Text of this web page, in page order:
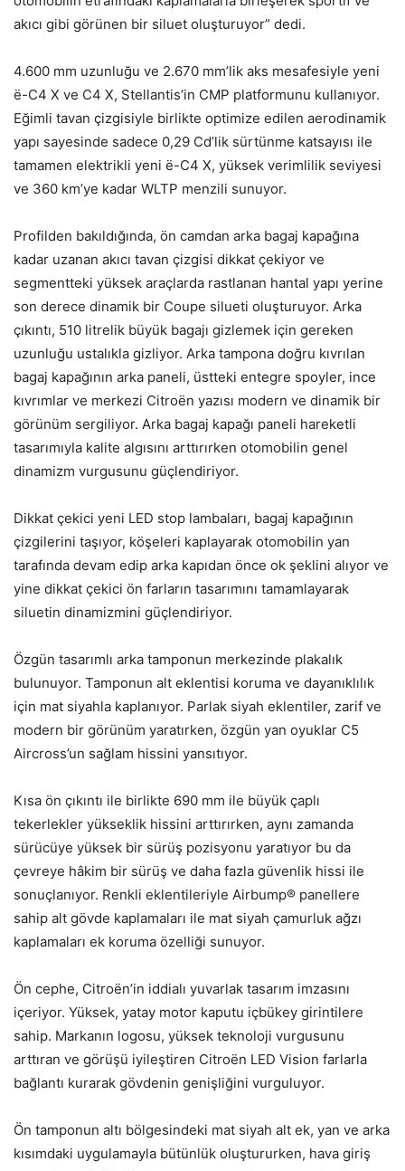
akıcı gibi görünen bir siluet oluşturuyor” dedi.
4.600 mm uzunluğu ve 2.670 mm’lik aks mesafesiyle yeni
ë-C4 X ve C4 X, Stellantis’in CMP platformunu kullanıyor.
Eğimli tavan çizgisiyle birlikte optimize edilen aerodinamik
yapı sayesinde sadece 0,29 Cd’lik sürtünme katsayısı ile
tamamen elektrikli yeni ë-C4 X, yüksek verimlilik seviyesi
ve 360 km’ye kadar WLTP menzili sunuyor.
Profilden bakıldığında, ön camdan arka bagaj kapağına
kadar uzanan akıcı tavan çizgisi dikkat çekiyor ve
segmentteki yüksek araçlarda rastlanan hantal yapı yerine
son derece dinamik bir Coupe silueti oluşturuyor. Arka
çıkıntı, 510 litrelik büyük bagajı gizlemek için gereken
uzunluğu ustalıkla gizliyor. Arka tampona doğru kıvrılan
bagaj kapağının arka paneli, üstteki entegre spoyler, ince
kıvrımlar ve merkezi Citroën yazısı modern ve dinamik bir
görünüm sergiliyor. Arka bagaj kapağı paneli hareketli
tasarımıyla kalite algısını arttırırken otomobilin genel
dinamizm vurgusunu güçlendiriyor.
Dikkat çekici yeni LED stop lambaları, bagaj kapağının
çizgilerini taşıyor, köşeleri kaplayarak otomobilin yan
tarafında devam edip arka kapıdan önce ok şeklini alıyor ve
yine dikkat çekici ön farların tasarımını tamamlayarak
siluetin dinamizmini güçlendiriyor.
Özgün tasarımlı arka tamponun merkezinde plakalık
bulunuyor. Tamponun alt eklentisi koruma ve dayanıklılık
için mat siyahla kaplanıyor. Parlak siyah eklentiler, zarif ve
modern bir görünüm yaratırken, özgün yan oyuklar C5
Aircross’un sağlam hissini yansıtıyor.
Kısa ön çıkıntı ile birlikte 690 mm ile büyük çaplı
tekerlekler yükseklik hissini arttırırken, aynı zamanda
sürücüye yüksek bir sürüş pozisyonu yaratıyor bu da
çevreye hâkim bir sürüş ve daha fazla güvenlik hissi ile
sonuçlanıyor. Renkli eklentileriyle Airbump® panellere
sahip alt gövde kaplamaları ile mat siyah çamurluk ağzı
kaplamaları ek koruma özelliği sunuyor.
Ön cephe, Citroën’in iddialı yuvarlak tasarım imzasını
içeriyor. Yüksek, yatay motor kaputu içbükey girintilere
sahip. Markanın logosu, yüksek teknoloji vurgusunu
arttıran ve görüşü iyileştiren Citroën LED Vision farlarla
bağlantı kurarak gövdenin genişliğini vurguluyor.
Ön tamponun altı bölgesindeki mat siyah alt ek, yan ve arka
kısımdaki uygulamayla bütünlük oluştururken, hava giriş